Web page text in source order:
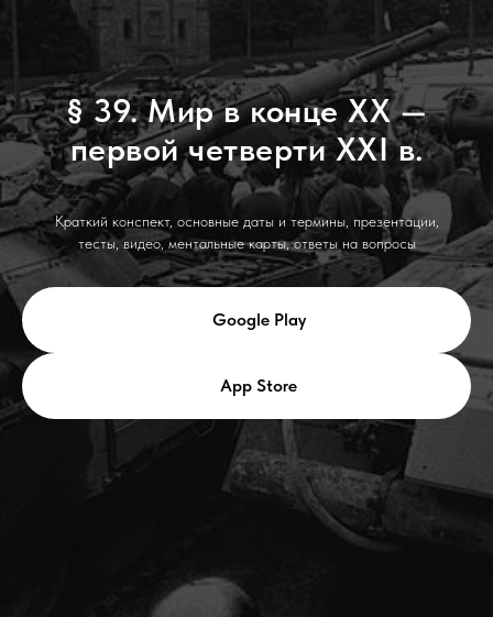
§ 39. Мир в конце ХХ —
первой четверти ХХІ в.
Краткий конспект, основные даты и термины, презентации,
тесты, видео, ментальные карты, ответы на вопросы
Google Play
App Store